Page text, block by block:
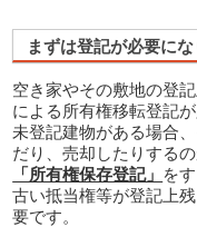
まずは登記が必要にな
空き家やその敷地の登
による所有権移転登記が
未登記建物がある場合
だり、売却したりするの
「所有権保存登記」 を
古い抵当権等が登記上
要です。